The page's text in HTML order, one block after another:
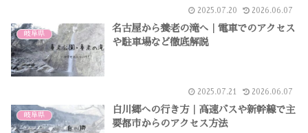
2025.07.20 2026.06.07
岐阜県
名古屋から養老の滝へ｜電車でのアクセス
や駐車場など徹底解説
2025.07.21 2026.06.07
岐阜県
白川郷への行き方｜高速バスや新幹線で主
要都市からのアクセス方法